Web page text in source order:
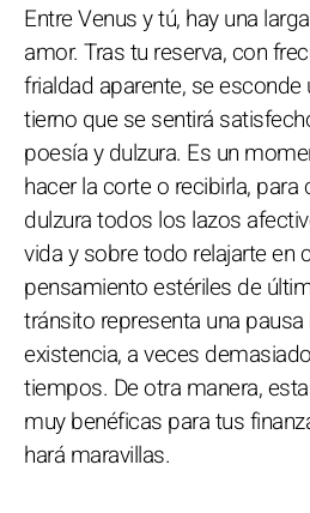
Entre Venus y tú, hay una
amor. Tras tu reserva, con
frialdad aparente, se esconde
tierno que se sentirá
poesía y dulzura. Es un
hacer la corte o recibirla,
dulzura todos los lazos
vida y sobre todo relajarte en
pensamiento estériles de
tránsito representa una
existencia, a veces
tiempos. De otra manera,
muy benéficas para tus
hará maravillas.